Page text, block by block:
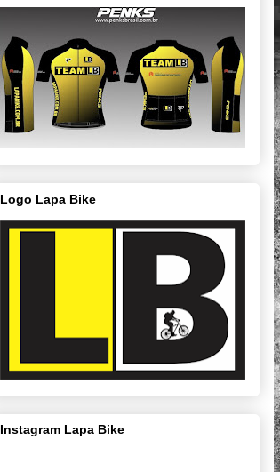
Logo Lapa Bike
Instagram Lapa Bike